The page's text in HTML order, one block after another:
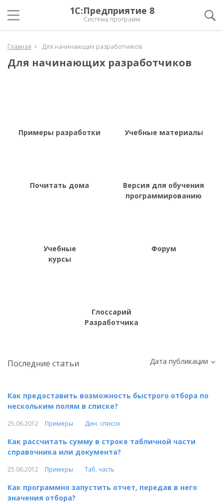
1С:Предприятие 8
Система программ
Главная Для начинающих разработчиков
Для начинающих разработчиков
Примеры разработки Учебные материалы
Почитать дома
Версия для обучения
программированию
Учебные
курсы
Форум
Глоссарий
Разработчика
Последние статьи Дата публикации
Как предоставить возможность быстрого отбора по
нескольким полям в списке?
25.06.2012 Примеры Дин. список
Как рассчитать сумму в строке табличной части
справочника или документа?
25.06.2012 Примеры Таб. часть
Как программно запустить отчет, передав в него
значения отбора?